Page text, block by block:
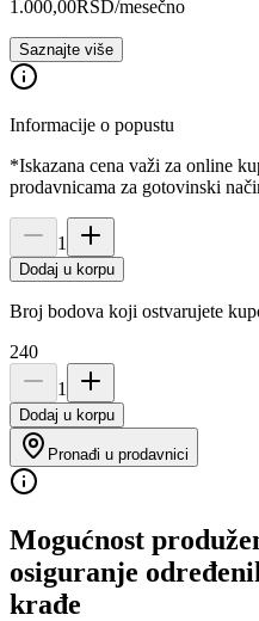
1.000,00RSD/mesečno
Saznajte više
Informacije o popustu
*Iskazana cena važi za online
prodavnicama za gotovinski
1
Dodaj u korpu
Broj bodova koji ostvarujete
240
1
Dodaj u korpu
Pronađi u prodavnici
Mogućnost
osiguranje
krađe